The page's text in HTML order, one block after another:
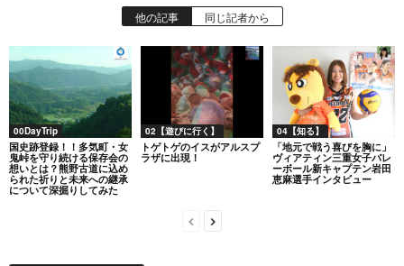
他の記事 同じ記者から
00DayTrip
国史跡登録！！多気町・女
鬼峠を守り続ける保存会の
想いとは？熊野古道に込め
られた祈りと未来への継承
について深掘りしてみた
02【遊びに行く】
トゲトゲのイスがアルスプ
ラザに出現！
04【知る】
「地元で戦う喜びを胸に」
ヴィアティン三重女子バレ
ーボール新キャプテン岩田
恵麻選手インタビュー